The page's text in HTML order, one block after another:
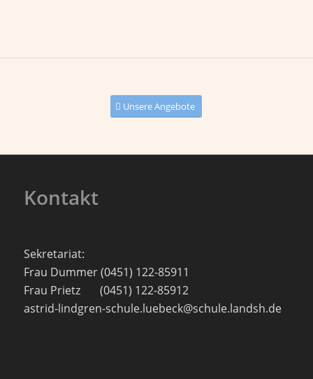
Unsere Angebote
Kontakt
Sekretariat:
Frau Dummer (0451) 122-85911
Frau Prietz (0451) 122-85912
astrid-lindgren-schule.luebeck@schule.landsh.de